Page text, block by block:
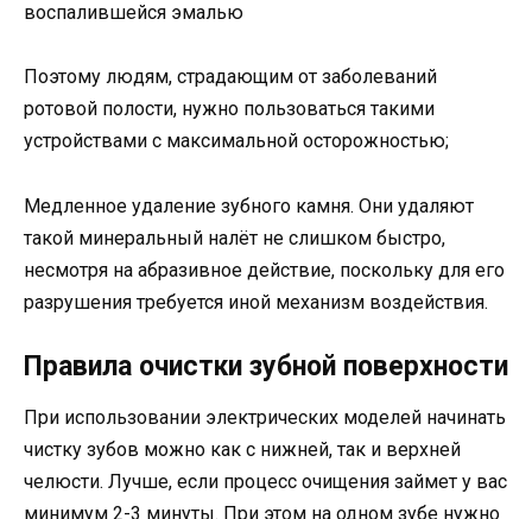
воспалившейся эмалью
Поэтому людям, страдающим от заболеваний
ротовой полости, нужно пользоваться такими
устройствами с максимальной осторожностью;
Медленное удаление зубного камня. Они удаляют
такой минеральный налёт не слишком быстро,
несмотря на абразивное действие, поскольку для его
разрушения требуется иной механизм воздействия.
Правила очистки зубной поверхности
При использовании электрических моделей начинать
чистку зубов можно как с нижней, так и верхней
челюсти. Лучше, если процесс очищения займет у вас
минимум 2-3 минуты. При этом на одном зубе нужно